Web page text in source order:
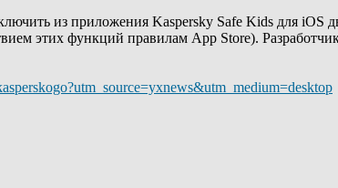
из приложения Kaspersky Safe Kids для iOS
этих функций правилам App Store).